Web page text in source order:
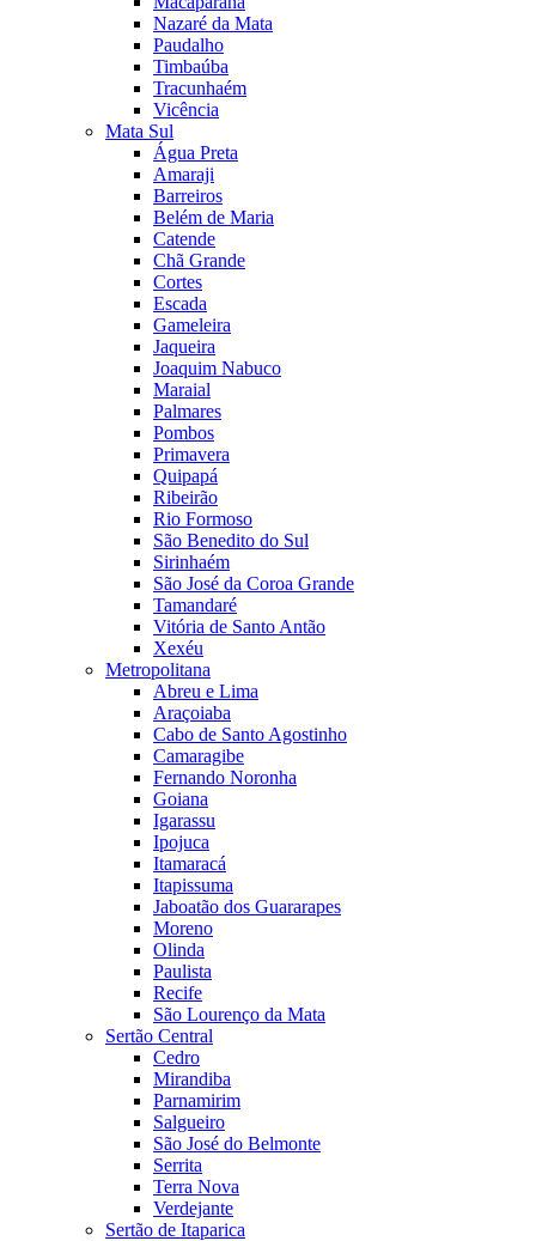
Nazaré da Mata
Paudalho
Timbaúba
Tracunhaém
Vicência
Mata Sul
Água Preta
Amaraji
Barreiros
Belém de Maria
Catende
Chã Grande
Cortes
Escada
Gameleira
Jaqueira
Joaquim Nabuco
Maraial
Palmares
Pombos
Primavera
Quipapá
Ribeirão
Rio Formoso
São Benedito do Sul
Sirinhaém
São José da Coroa Grande
Tamandaré
Vitória de Santo Antão
Xexéu
Metropolitana
Abreu e Lima
Araçoiaba
Cabo de Santo Agostinho
Camaragibe
Fernando Noronha
Goiana
Igarassu
Ipojuca
Itamaracá
Itapissuma
Jaboatão dos Guararapes
Moreno
Olinda
Paulista
Recife
São Lourenço da Mata
Sertão Central
Cedro
Mirandiba
Parnamirim
Salgueiro
São José do Belmonte
Serrita
Terra Nova
Verdejante
Sertão de Itaparica